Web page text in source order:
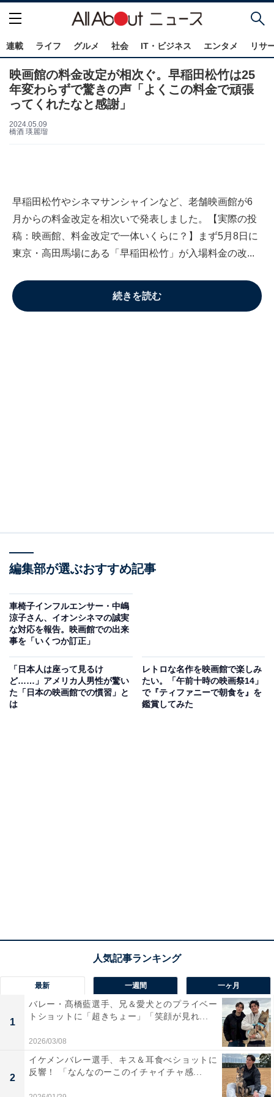
連載 ライフ グルメ 社会 IT・ビジネス エンタメ リサ
映画館の料金改定が相次ぐ。早稲田松竹は25
年変わらずで驚きの声「よくこの料金で頑張
ってくれたなと感謝」
2024.05.09
橋酒 瑛麗瑠
早稲田松竹やシネマサンシャインなど、老舗映画館が6
月からの料金改定を相次いで発表しました。【実際の投
稿：映画館、料金改定で一体いくらに？】まず5月8日に
東京・高田馬場にある「早稲田松竹」が入場料金の改...
続きを読む
編集部が選ぶおすすめ記事
車椅子インフルエンサー・中嶋
涼子さん、イオンシネマの誠実
な対応を報告。映画館での出来
事を「いくつか訂正」
「日本人は座って見るけ
ど……」アメリカ人男性が驚い
た「日本の映画館での慣習」と
は
レトロな名作を映画館で楽しみ
たい。「午前十時の映画祭14」
で『ティファニーで朝食を』を
鑑賞してみた
最新 一週間 一ヶ月
1
バレー・髙橋藍選手、兄＆愛犬とのプライベー
トショットに「超きちょー」「笑顔が見れ...
2026/03/08
2
イケメンバレー選手、キス＆耳食べショットに
反響！ 「なんなのーこのイチャイチャ感...